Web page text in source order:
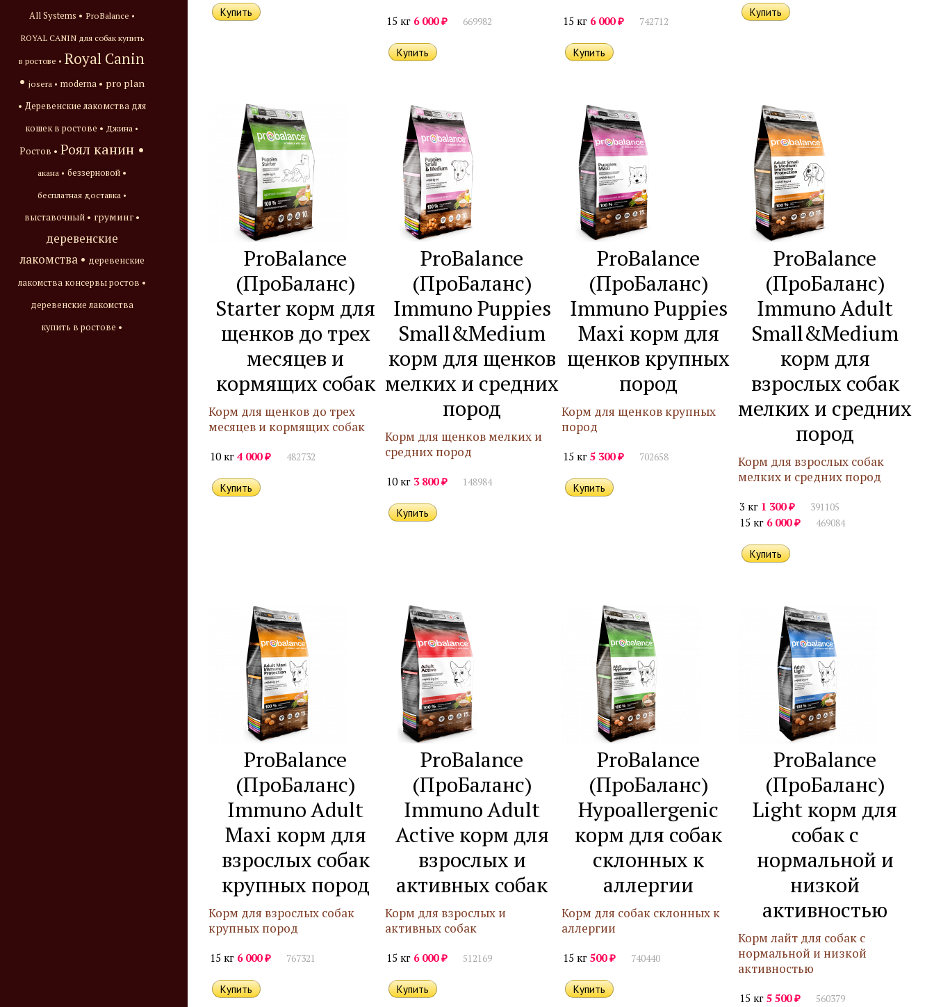
All Systems • ProBalance •
ROYAL CANIN для собак купить
в ростове • Royal Canin
• josera • moderna • pro plan
• Деревенские лакомства для
кошек в ростове • Джина •
Ростов • Роял канин •
акана • беззерновой •
бесплатная доставка •
выставочный • груминг •
деревенские
лакомства • деревенские
лакомства консервы ростов •
деревенские лакомства
купить в ростове •
15 кг 6 000₽ 669982 15 кг 6 000₽ 742712
ProBalance
(ПроБаланс)
Starter корм для
щенков до трех
месяцев и
кормящих собак
Корм для щенков до трех
месяцев и кормящих собак
10 кг 4 000₽ 482732
ProBalance
(ПроБаланс)
Immuno Puppies
Small&Medium
корм для щенков
мелких и средних
пород
Корм для щенков мелких и
средних пород
10 кг 3 800₽ 148984
ProBalance
(ПроБаланс)
Immuno Puppies
Maxi корм для
щенков крупных
пород
Корм для щенков крупных
пород
15 кг 5 300₽ 702658
ProBalance
(ПроБаланс)
Immuno Adult
Small&Medium
корм для
взрослых собак
мелких и средних
пород
Корм для взрослых собак
мелких и средних пород
3 кг 1 300₽ 391105
15 кг 6 000₽ 469084
ProBalance
(ПроБаланс)
Immuno Adult
Maxi корм для
взрослых собак
крупных пород
Корм для взрослых собак
крупных пород
15 кг 6 000₽ 767321
ProBalance
(ПроБаланс)
Immuno Adult
Active корм для
взрослых и
активных собак
Корм для взрослых и
активных собак
15 кг 6 000₽ 512169
ProBalance
(ПроБаланс)
Hypoallergenic
корм для собак
склонных к
аллергии
Корм для собак склонных к
аллергии
15 кг 500₽ 740440
ProBalance
(ПроБаланс)
Light корм для
собак с
нормальной и
низкой
активностью
Корм лайт для собак с
нормальной и низкой
активностью
15 кг 5 500₽ 560379